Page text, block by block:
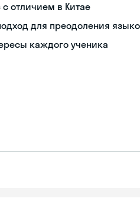
отличием в Китае
для преодоления
каждого ученика